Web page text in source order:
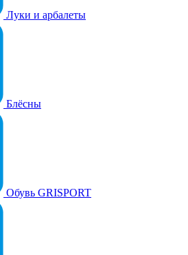
Луки и арбалеты
Блёсны
Обувь GRISPORT